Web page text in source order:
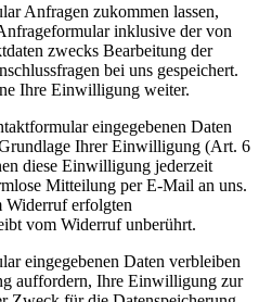
Anfragen zukommen lassen,
inklusive der von
zwecks Bearbeitung der
bei uns gespeichert.
Ihre Einwilligung weiter.
eingegebenen Daten
Ihrer Einwilligung (Art. 6
diese Einwilligung jederzeit
Mitteilung per E-Mail an uns.
Widerruf erfolgten
vom Widerruf unberührt.
eingegebenen Daten verbleiben
auffordern, Ihre Einwilligung zur